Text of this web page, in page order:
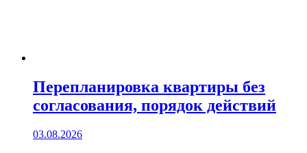
Перепланировка квартиры без
согласования, порядок действий
03.08.2026